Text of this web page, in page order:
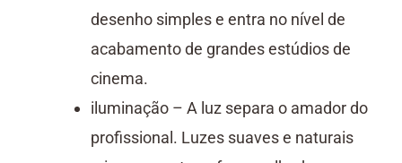
desenho simples e entra no nível de
acabamento de grandes estúdios de
cinema.
iluminação – A luz separa o amador do
profissional. Luzes suaves e naturais